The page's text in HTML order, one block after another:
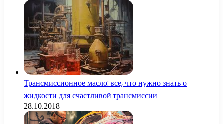
Трансмиссионное масло: все, что нужно знать о
жидкости для счастливой трансмиссии
28.10.2018